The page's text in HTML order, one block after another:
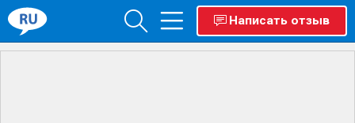
Написать отзыв